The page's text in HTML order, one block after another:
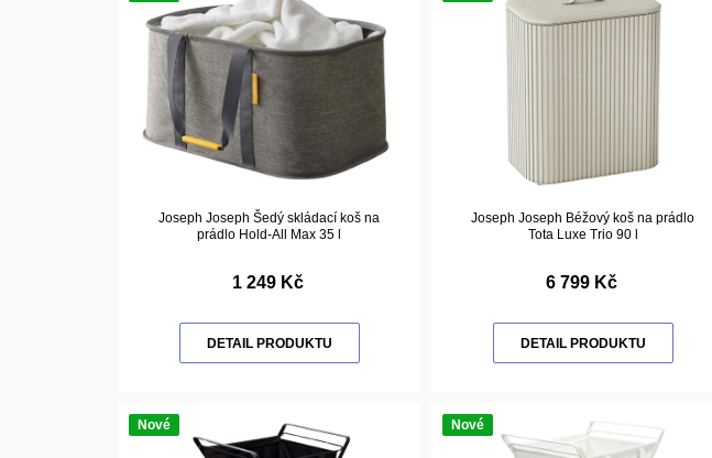
Joseph Joseph Šedý skládací koš na
prádlo Hold-All Max 35 l
1 249 Kč
DETAIL PRODUKTU
Joseph Joseph Béžový koš na prádlo
Tota Luxe Trio 90 l
6 799 Kč
DETAIL PRODUKTU
Nové Nové